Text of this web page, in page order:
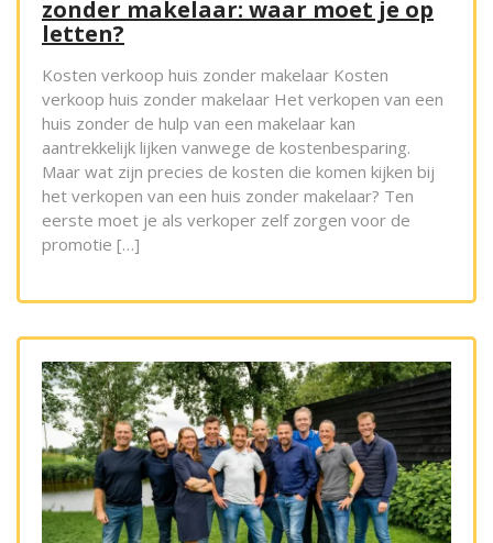
zonder makelaar: waar moet je op
letten?
Kosten verkoop huis zonder makelaar Kosten
verkoop huis zonder makelaar Het verkopen van een
huis zonder de hulp van een makelaar kan
aantrekkelijk lijken vanwege de kostenbesparing.
Maar wat zijn precies de kosten die komen kijken bij
het verkopen van een huis zonder makelaar? Ten
eerste moet je als verkoper zelf zorgen voor de
promotie […]